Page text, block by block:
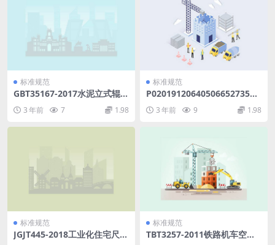
标准规范
GBT35167-2017水泥立式辊磨
3 年前 7 1.98
标准规范
P020191206405066527351.
3 年前 9 1.98
标准规范
JGJT445-2018工业化住宅尺寸
标准规范
TBT3257-2011铁路机车空气